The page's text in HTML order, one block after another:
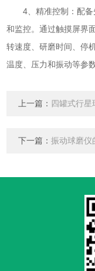
4、精准控制：配备
和监控。通过触摸屏界
转速度、研磨时间、停
温度、压力和振动等参
上一篇： 四罐式行
下一篇：振动球磨仪